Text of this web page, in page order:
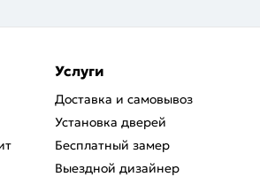
Услуги
Доставка и самовывоз
Установка дверей
Бесплатный замер
Выездной дизайнер